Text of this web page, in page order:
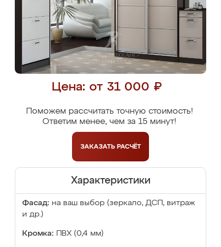
Цена: от 31 000 ₽
Поможем рассчитать точную стоимость!
Ответим менее, чем за 15 минут!
ЗАКАЗАТЬ РАСЧЁТ
Характеристики
Фасад: на ваш выбор (зеркало, ДСП, витраж
и др.)
Кромка: ПВХ (0,4 мм)